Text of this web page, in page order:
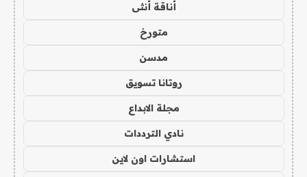
أناقة أنثى
متورخ
مدسن
روتانا تسويق
مجلة الابداع
نادي الترددات
استشارات اون لاين